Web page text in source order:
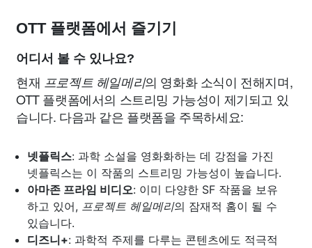
OTT 플랫폼에서 즐기기
어디서 볼 수 있나요?
현재 프로젝트 헤일메리의 영화화 소식이 전해지며,
OTT 플랫폼에서의 스트리밍 가능성이 제기되고 있
습니다. 다음과 같은 플랫폼을 주목하세요:
넷플릭스: 과학 소설을 영화화하는 데 강점을 가진
넷플릭스는 이 작품의 스트리밍 가능성이 높습니다.
아마존 프라임 비디오: 이미 다양한 SF 작품을 보유
하고 있어, 프로젝트 헤일메리의 잠재적 홈이 될 수
있습니다.
디즈니+: 과학적 주제를 다루는 콘텐츠에도 적극적